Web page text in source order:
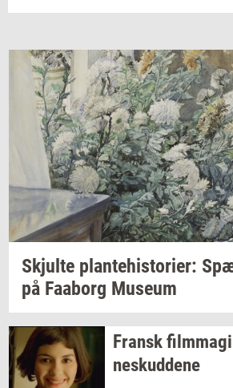
Skjul­te plan­te­hi­sto­ri­er:
på Faa­borg Mu­se­um
Franskfilm­magi
neskud­de­ne